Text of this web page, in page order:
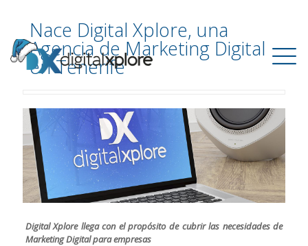
Nace Digital Xplore, una
Agencia de Marketing Digital
en Tenerife
Digital Xplore llega con el propósito de cubrir las necesidades de
Marketing Digital para empresas